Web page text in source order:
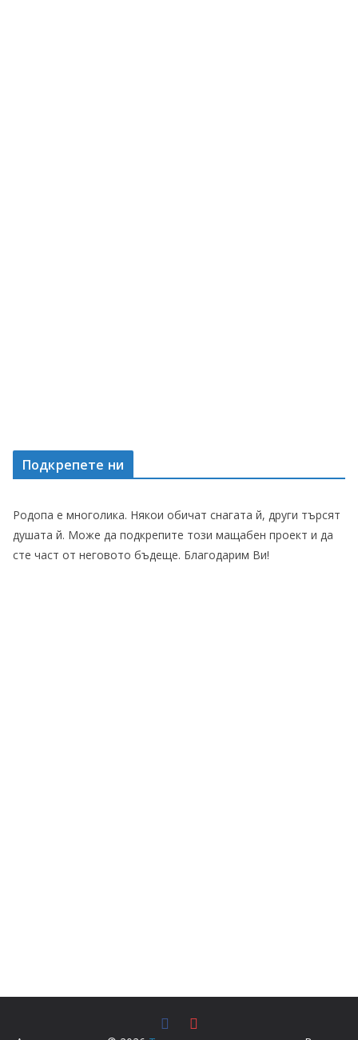
Подкрепете ни
Родопа е многолика. Някои обичат снагата й, други търсят
душата й. Може да подкрепите този мащабен проект и да
сте част от неговото бъдеще. Благодарим Ви!